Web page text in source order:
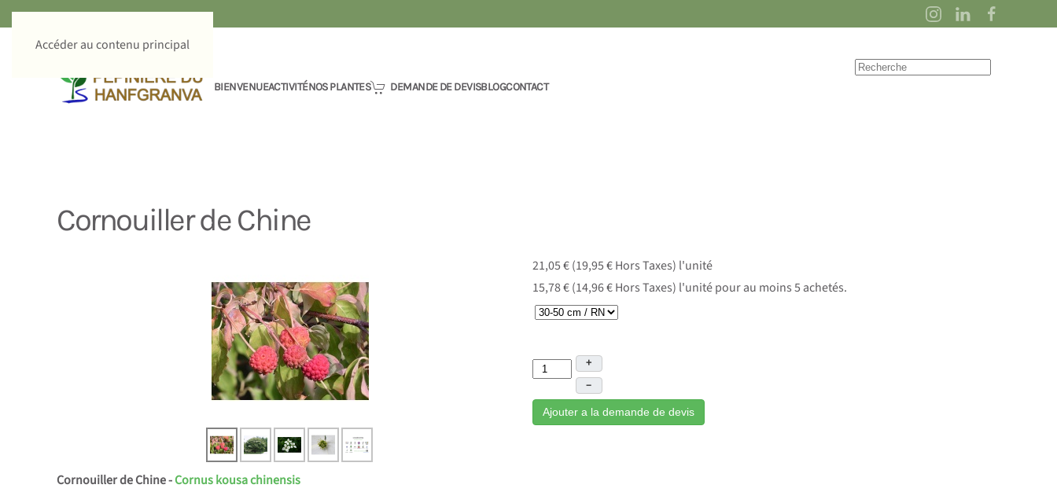
Accéder au contenu principal
BIENVENUEACTIVITÉNOS PLANTES DEMANDE DE DEVISBLOGCONTACT
Cornouiller de Chine
21,05 € (19,95 € Hors Taxes) l'unité
15,78 € (14,96 € Hors Taxes) l'unité pour au moins 5 achetés.
+
–
Ajouter a la demande de devis
Cornouiller de Chine -Cornus kousa chinensis